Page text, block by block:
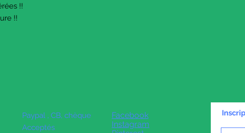
!!
!!
Paypal , CB, chèque
Acceptés
Facebook
Instagram